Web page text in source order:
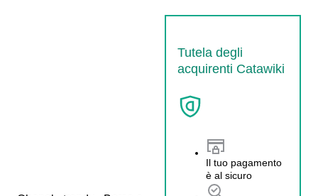
Tutela degli
acquirenti Catawiki
Il tuo pagamento
è al sicuro